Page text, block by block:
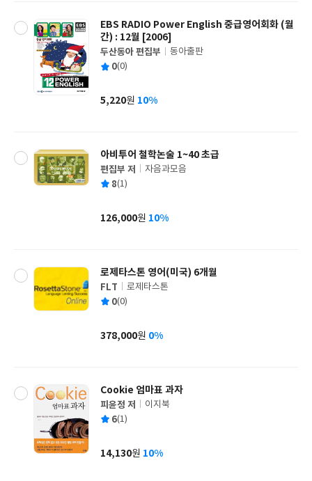
EBS RADIO Power English 중급영어회화 (월
간) : 12월 [2006]
글
쓴
두산동아 편집부
출
사
동아출판
평 0(0)
가
5,220원 10%
아비투어 철학논술 1~40 초급
글
쓴
편집부 저
출
사
자음과모음
평 8(1)
가
126,000원 10%
로제타스톤 영어(미국) 6개월
글
쓴
FLT
출
사
로제타스톤
평 0(0)
가
378,000원 0%
Cookie 엄마표 과자
글
쓴
피윤정 저
출
사
이지북
평 6(1)
가
14,130원 10%